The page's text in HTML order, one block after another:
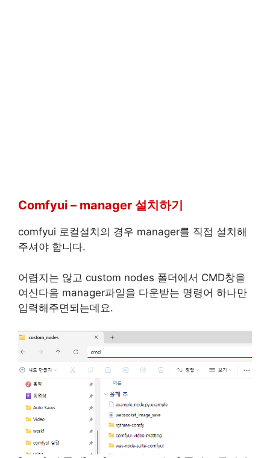
Comfyui – manager 설치하기
comfyui 로컬설치의 경우 manager를 직접 설치해
주셔야 합니다.
어렵지는 않고 custom nodes 폴더에서 CMD창을
여신다음 manager파일을 다운받는 명령어 하나만
입력해주면되는데요.